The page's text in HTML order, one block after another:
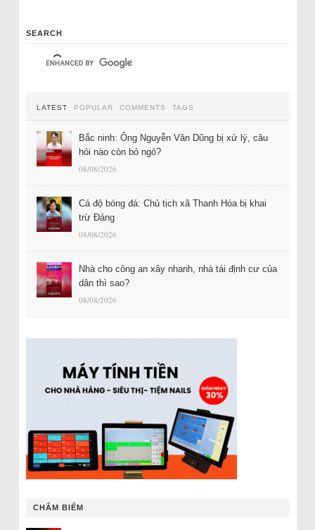
SEARCH
LATEST POPULAR COMMENTS TAGS
Bắc ninh: Ông Nguyễn Văn Dũng bị xử lý, câu
hỏi nào còn bỏ ngỏ?
08/08/2026
Cá độ bóng đá: Chủ tịch xã Thanh Hóa bị khai
trừ Đảng
08/08/2026
Nhà cho công an xây nhanh, nhà tái định cư của
dân thì sao?
08/08/2026
CHÂM BIẾM